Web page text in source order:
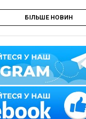
БІЛЬШЕ НОВИН